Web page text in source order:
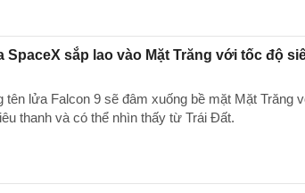
SpaceX sắp lao vào Mặt Trăng với tốc độ
tên lửa Falcon 9 sẽ đâm xuống bề mặt Mặt Trăng
thanh và có thể nhìn thấy từ Trái Đất.